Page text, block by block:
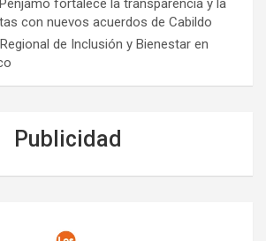
fortalece la transparencia y la
con nuevos acuerdos de Cabildo
de Inclusión y Bienestar en
Publicidad